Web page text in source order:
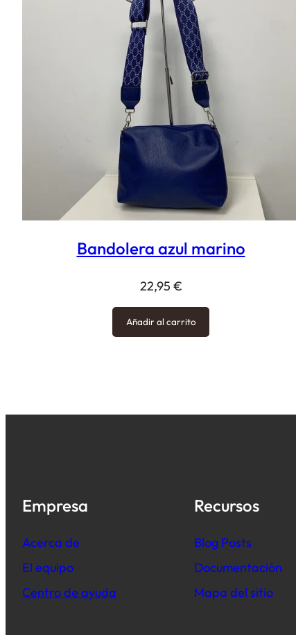
Bandolera azul marino
22,95 €
Añadir al carrito
Empresa
Acerca de
El equipo
Centro de ayuda
Recursos
Blog Posts
Documentación
Mapa del sitio